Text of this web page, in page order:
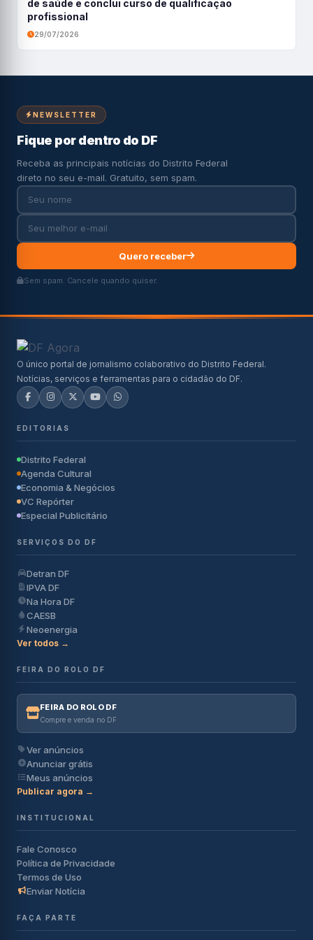
de saúde e conclui curso de qualificação
profissional
29/07/2026
NEWSLETTER
Fique por dentro do DF
Receba as principais notícias do Distrito Federal
direto no seu e-mail. Gratuito, sem spam.
Quero receber
Sem spam. Cancele quando quiser.
O único portal de jornalismo colaborativo do Distrito Federal.
Notícias, serviços e ferramentas para o cidadão do DF.
EDITORIAS
Distrito Federal
Agenda Cultural
Economia & Negócios
VC Repórter
Especial Publicitário
SERVIÇOS DO DF
Detran DF
IPVA DF
Na Hora DF
CAESB
Neoenergia
Ver todos →
FEIRA DO ROLO DF
FEIRA DO ROLO DF
Compre e venda no DF
Ver anúncios
Anunciar grátis
Meus anúncios
Publicar agora →
INSTITUCIONAL
Fale Conosco
Política de Privacidade
Termos de Uso
Enviar Notícia
FAÇA PARTE